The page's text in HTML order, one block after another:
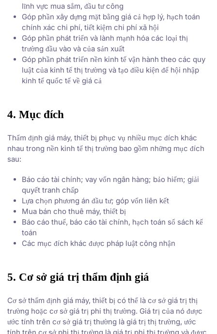
lĩnh vực mua sắm, đầu tư công
Góp phần xây dựng mặt bằng giá cả hợp lý, hạch toán
chính xác chi phí, tiết kiệm chi phí xã hội
Góp phần phát triển và lành mạnh hóa các loại thị
trường đầu vào và của sản xuất
Góp phần phát triển nền kinh tế vận hành theo các quy
luật của kinh tế thị trường và tạo điều kiện để hội nhập
kinh tế quốc tế về giá cả
4. Mục đích
Thẩm định giá máy, thiết bị phục vụ nhiều mục đích khác
nhau trong nền kinh tế thị trường bao gồm những mục đích
sau:
Báo cáo tài chính; vay vốn ngân hàng; bảo hiểm; giải
quyết tranh chấp
Lựa chọn phương án đầu tư; góp vốn liên kết
Mua bán cho thuê máy, thiết bị
Báo cáo thuế, báo cáo tài chính, hạch toán sổ sách kế
toán
Các mục đích khác được pháp luật công nhận
5. Cơ sở giá trị thẩm định giá
Cơ sở thẩm định giá máy, thiết bị có thể là cơ sở giá trị thị
trường hoặc cơ sở giá trị phi thị trường. Giá trị của nó được
ước tính trên cơ sở giá trị thường là giá trị thị trường, ước